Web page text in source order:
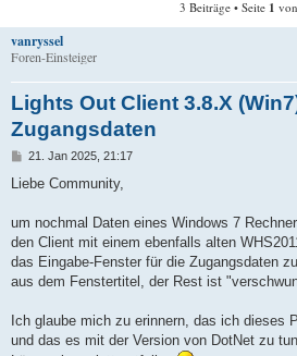
3 Beiträge • Seite 1 von
vanryssel
Foren-Einsteiger
Lights Out Client 3.8.X
Zugangsdaten
B
i
a
21. Jan 2025, 21:17
Liebe Community,
um nochmal Daten eines Windows 7
den Client mit einem ebenfalls alten
das Eingabe-Fenster für die Zugangsdaten
aus dem Fenstertitel, der Rest ist
Ich glaube mich zu erinnern, das ich dieses
und das es mit der Version von DotNet zu